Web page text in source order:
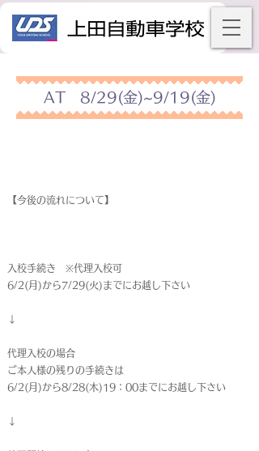
AT 8/29(金)~9/19(金)
【今後の流れについて】
入校手続き ※代理入校可
6/2(月)から7/29(火)までにお越し下さい
↓
代理入校の場合
ご本人様の残りの手続きは
6/2(月)から8/28(木)19：00までにお越し下さい
↓